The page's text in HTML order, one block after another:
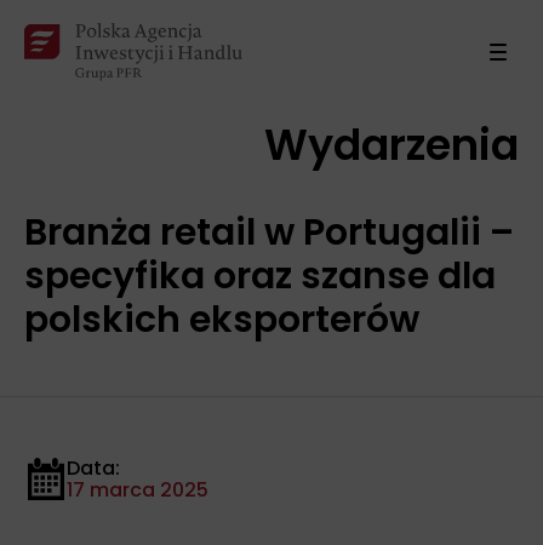
Wydarzenia
Branża retail w Portugalii –
specyfika oraz szanse dla
polskich eksporterów
Data:
17 marca 2025